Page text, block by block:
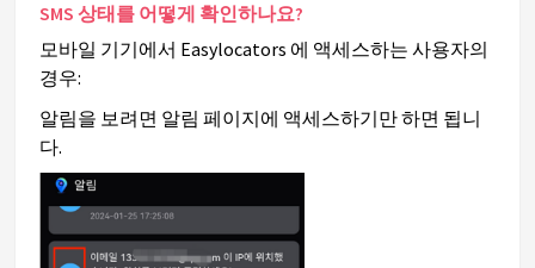
SMS 상태를 어떻게 확인하나요?
모바일 기기에서 Easylocators 에 액세스하는 사용자의
경우:
알림을 보려면 알림 페이지에 액세스하기만 하면 됩니
다.